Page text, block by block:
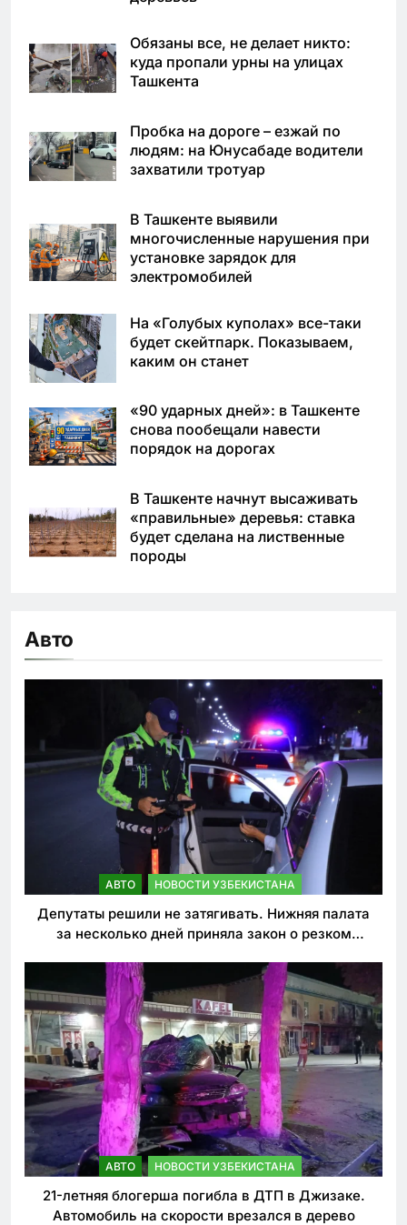
Обязаны все, не делает никто:
куда пропали урны на улицах
Ташкента
Пробка на дороге – езжай по
людям: на Юнусабаде водители
захватили тротуар
В Ташкенте выявили
многочисленные нарушения при
установке зарядок для
электромобилей
На «Голубых куполах» все-таки
будет скейтпарк. Показываем,
каким он станет
«90 ударных дней»: в Ташкенте
снова пообещали навести
порядок на дорогах
В Ташкенте начнут высаживать
«правильные» деревья: ставка
будет сделана на лиственные
породы
Авто
АВТО НОВОСТИ УЗБЕКИСТАНА
Депутаты решили не затягивать. Нижняя палата
за несколько дней приняла закон о резком
АВТО НОВОСТИ УЗБЕКИСТАНА
21-летняя блогерша погибла в ДТП в Джизаке.
Автомобиль на скорости врезался в дерево